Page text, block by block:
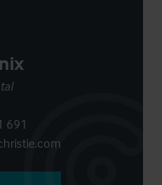
691